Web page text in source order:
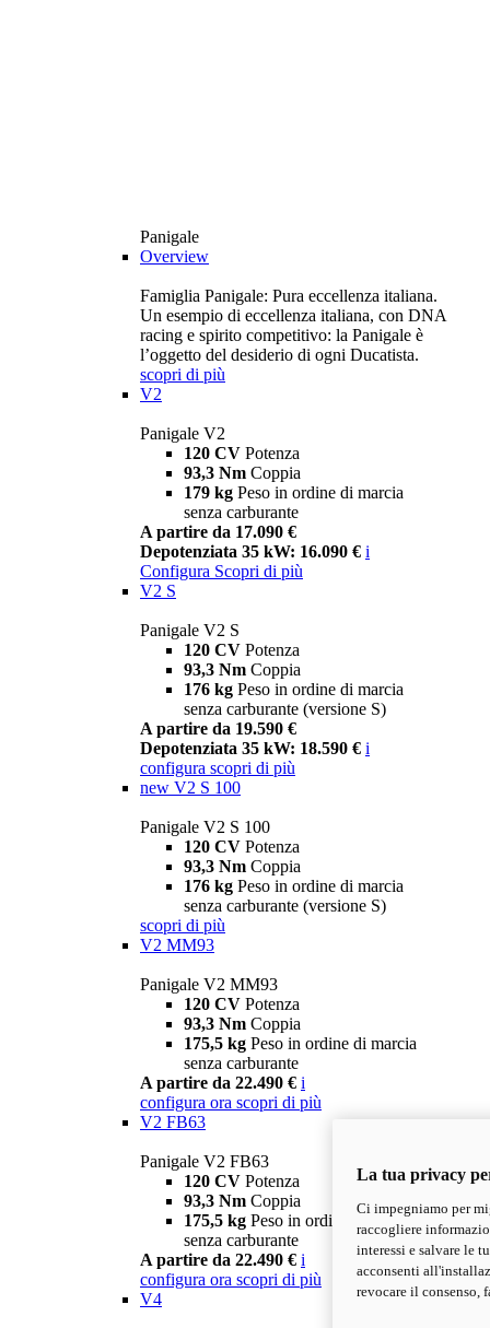
Panigale
Overview
Famiglia Panigale: Pura eccellenza italiana.
Un esempio di eccellenza italiana, con DNA
racing e spirito competitivo: la Panigale è
l’oggetto del desiderio di ogni Ducatista.
scopri di più
V2
Panigale V2
120 CV Potenza
93,3 Nm Coppia
179 kg Peso in ordine di marcia
senza carburante
A partire da 17.090 €
Depotenziata 35 kW: 16.090 € i
Configura Scopri di più
V2 S
Panigale V2 S
120 CV Potenza
93,3 Nm Coppia
176 kg Peso in ordine di marcia
senza carburante (versione S)
A partire da 19.590 €
Depotenziata 35 kW: 18.590 € i
configura scopri di più
new V2 S 100
Panigale V2 S 100
120 CV Potenza
93,3 Nm Coppia
176 kg Peso in ordine di marcia
senza carburante (versione S)
scopri di più
V2 MM93
Panigale V2 MM93
120 CV Potenza
93,3 Nm Coppia
175,5 kg Peso in ordine di marcia
senza carburante
A partire da 22.490 € i
configura ora scopri di più
V2 FB63
Panigale V2 FB63
120 CV Potenza
93,3 Nm Coppia
175,5 kg Peso in ordine di marcia
senza carburante
A partire da 22.490 € i
configura ora scopri di più
V4
La tua privacy
Ci impegniamo per
raccogliere
interessi e salvare le
acconsenti
revocare il consenso,